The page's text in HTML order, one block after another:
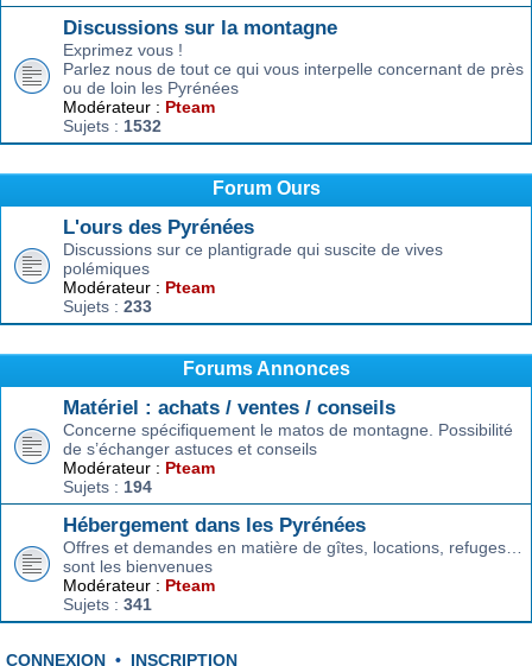
Discussions sur la montagne
Exprimez vous !
Parlez nous de tout ce qui vous interpelle concernant de près
ou de loin les Pyrénées
Modérateur : Pteam
Sujets : 1532
Forum Ours
L'ours des Pyrénées
Discussions sur ce plantigrade qui suscite de vives
polémiques
Modérateur : Pteam
Sujets : 233
Forums Annonces
Matériel : achats / ventes / conseils
Concerne spécifiquement le matos de montagne. Possibilité
de s’échanger astuces et conseils
Modérateur : Pteam
Sujets : 194
Hébergement dans les Pyrénées
Offres et demandes en matière de gîtes, locations, refuges…
sont les bienvenues
Modérateur : Pteam
Sujets : 341
CONNEXION • INSCRIPTION